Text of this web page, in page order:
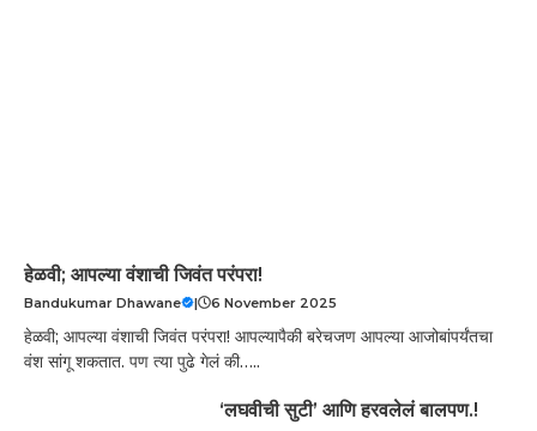
हेळवी; आपल्या वंशाची जिवंत परंपरा!
Bandukumar Dhawane | 6 November 2025
हेळवी; आपल्या वंशाची जिवंत परंपरा! आपल्यापैकी बरेचजण आपल्या आजोबांपर्यंतचा
वंश सांगू शकतात. पण त्या पुढे गेलं की…..
‘लघवीची सुटी’ आणि हरवलेलं बालपण.!